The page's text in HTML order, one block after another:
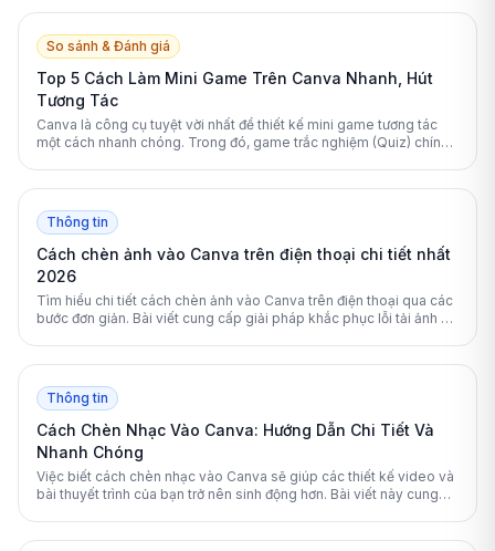
So sánh & Đánh giá
Top 5 Cách Làm Mini Game Trên Canva Nhanh, Hút
Tương Tác
Canva là công cụ tuyệt vời nhất để thiết kế mini game tương tác
một cách nhanh chóng. Trong đó, game trắc nghiệm (Quiz) chính
Thông tin
Cách chèn ảnh vào Canva trên điện thoại chi tiết nhất
2026
Tìm hiểu chi tiết cách chèn ảnh vào Canva trên điện thoại qua các
bước đơn giản. Bài viết cung cấp giải pháp khắc phục lỗi tải ảnh và
Thông tin
Cách Chèn Nhạc Vào Canva: Hướng Dẫn Chi Tiết Và
Nhanh Chóng
Việc biết cách chèn nhạc vào Canva sẽ giúp các thiết kế video và
bài thuyết trình của bạn trở nên sinh động hơn. Bài viết này cung